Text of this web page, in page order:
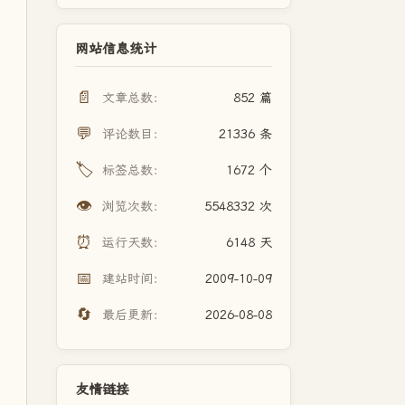
网站信息统计
📄 文章总数： 852 篇
💬 评论数目： 21336 条
🏷️ 标签总数： 1672 个
👁️ 浏览次数： 5548332 次
⏰ 运行天数： 6148 天
📅 建站时间： 2009-10-09
🔄 最后更新： 2026-08-08
友情链接